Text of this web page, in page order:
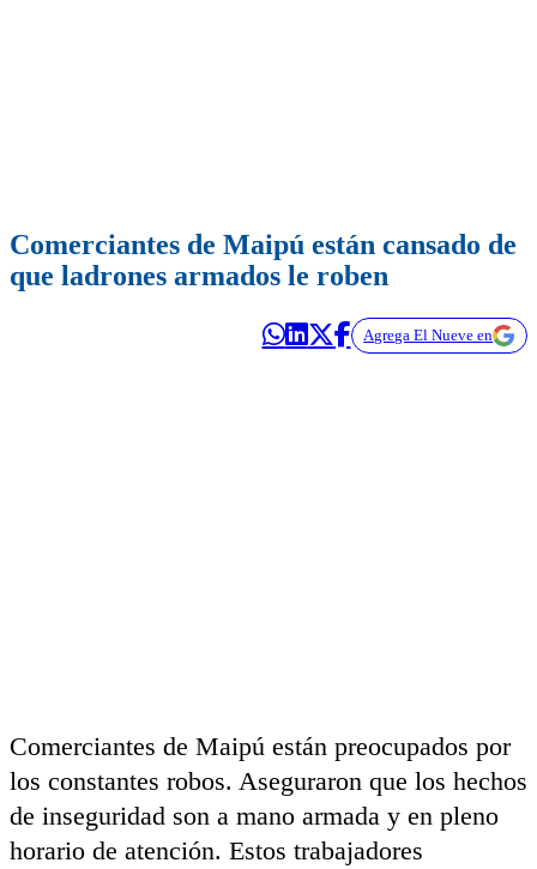
Comerciantes de Maipú están cansado de
que ladrones armados le roben
Agrega El Nueve en
Comerciantes de Maipú están preocupados por
los constantes robos. Aseguraron que los hechos
de inseguridad son a mano armada y en pleno
horario de atención. Estos trabajadores